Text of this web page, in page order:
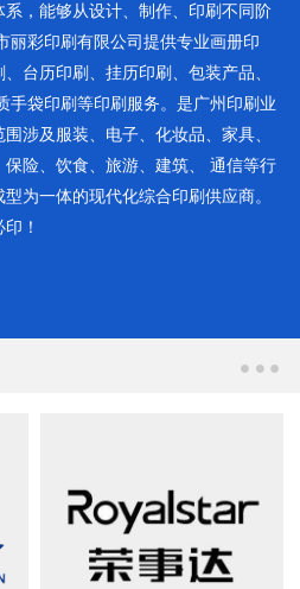
，能够从设计、制作、印刷不同阶
丽彩印刷有限公司提供专业画册印
台历印刷、挂历印刷、包装产品、
手袋印刷等印刷服务。是广州印刷业
涉及服装、电子、化妆品、家具、
险、饮食、旅游、建筑、 通信等行
为一体的现代化综合印刷供应商。
！